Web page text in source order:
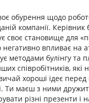
обурення щодо
компанії. Керівник
своє становище для
впливає на
методами булінгу та
співробітників, які
хороші ідеє
Ти маєш з ними
різні презенти і